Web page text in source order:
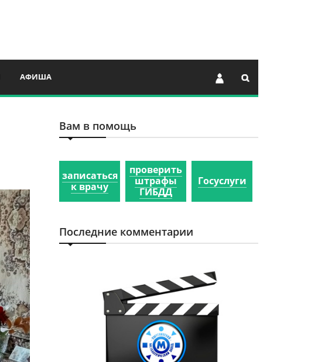
АФИША
Вам в помощь
записаться
к врачу
проверить
штрафы
ГИБДД
Госуслуги
Последние комментарии